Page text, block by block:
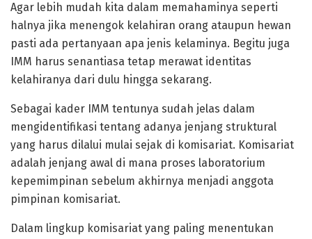
Agar lebih mudah kita dalam memahaminya seperti
halnya jika menengok kelahiran orang ataupun hewan
pasti ada pertanyaan apa jenis kelaminya. Begitu juga
IMM harus senantiasa tetap merawat identitas
kelahiranya dari dulu hingga sekarang.
Sebagai kader IMM tentunya sudah jelas dalam
mengidentifikasi tentang adanya jenjang struktural
yang harus dilalui mulai sejak di komisariat. Komisariat
adalah jenjang awal di mana proses laboratorium
kepemimpinan sebelum akhirnya menjadi anggota
pimpinan komisariat.
Dalam lingkup komisariat yang paling menentukan